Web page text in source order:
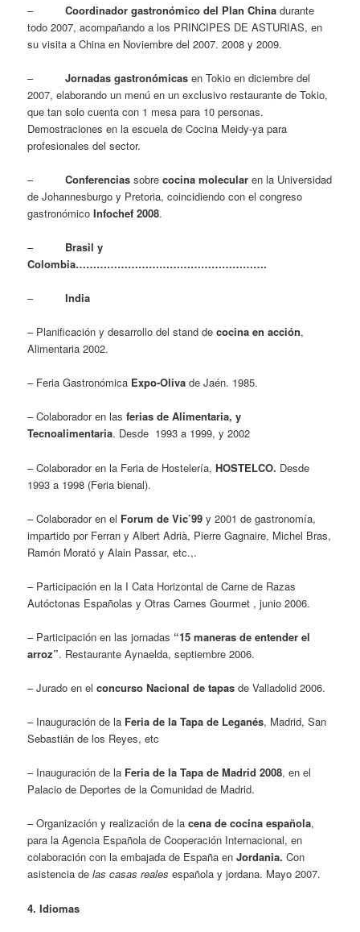
–Coordinador gastronómico del Plan China durante
todo 2007, acompañando a los PRINCIPES DE ASTURIAS, en
su visita a China en Noviembre del 2007. 2008 y 2009.
–Jornadas gastronómicas en Tokio en diciembre del
2007, elaborando un menú en un exclusivo restaurante de Tokio,
que tan solo cuenta con 1 mesa para 10 personas.
Demostraciones en la escuela de Cocina Meidy-ya para
profesionales del sector.
–Conferencias sobrecocina molecular en la Universidad
de Johannesburgo y Pretoria, coincidiendo con el congreso
gastronómicoInfochef 2008.
– Brasil y
Colombia……………………………………………….
–India
– Planificación y desarrollo del stand decocina en acción,
Alimentaria 2002.
– Feria Gastronómica Expo-Oliva de Jaén. 1985.
– Colaborador en lasferias de Alimentaria, y
Tecnoalimentaria. Desde 1993 a 1999, y 2002
– Colaborador en la Feria de Hostelería,HOSTELCO. Desde
1993 a 1998 (Feria bienal).
– Colaborador en el Forum de Vic’99 y 2001 de gastronomía,
impartido por Ferran y Albert Adrià, Pierre Gagnaire, Michel Bras,
Ramón Morató y Alain Passar, etc.,.
– Participación en la I Cata Horizontal de Carne de Razas
Autóctonas Españolas y Otras Carnes Gourmet , junio 2006.
– Participación en las jornadas “15 maneras de entender el
arroz”. Restaurante Aynaelda, septiembre 2006.
– Jurado en elconcurso Nacional de tapas de Valladolid 2006.
– Inauguración de la Feria de la Tapa de Leganés, Madrid, San
Sebastián de los Reyes, etc
– Inauguración de la Feria de la Tapa de Madrid 2008, en el
Palacio de Deportes de la Comunidad de Madrid.
– Organización y realización de lacena de cocina española,
para la Agencia Española de Cooperación Internacional, en
colaboración con la embajada de España enJordania. Con
asistencia delas casas reales española y jordana. Mayo 2007.
4. Idiomas